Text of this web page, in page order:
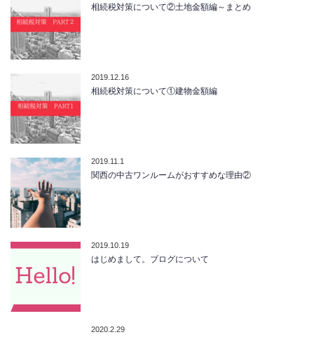
相続税対策について②土地金額編～まとめ
2019.12.16
相続税対策について①建物金額編
2019.11.1
関西の中古ワンルームがおすすめな理由②
2019.10.19
はじめまして。ブログについて
2020.2.29